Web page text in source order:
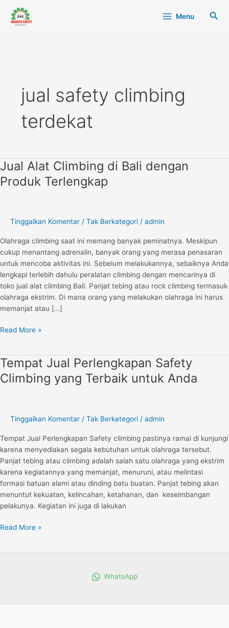
konten
Menu Cari
jual safety climbing
terdekat
Jual Alat Climbing di Bali dengan
Produk Terlengkap
Tinggalkan Komentar / Tak Berkategori / admin
Olahraga climbing saat ini memang banyak peminatnya. Meskipun
cukup menantang adrenalin, banyak orang yang merasa penasaran
untuk mencoba aktivitas ini. Sebelum melakukannya, sebaiknya Anda
lengkapi terlebih dahulu peralatan climbing dengan mencarinya di
toko jual alat climbing Bali. Panjat tebing atau rock climbing termasuk
olahraga ekstrim. Di mana orang yang melakukan olahraga ini harus
memanjat atau […]
Jual
Alat
Climbing
dengan
Terlengkap
Read More »
Tempat Jual Perlengkapan Safety
Climbing yang Terbaik untuk Anda
Tinggalkan Komentar / Tak Berkategori / admin
Tempat Jual Perlengkapan Safety climbing pastinya ramai di kunjungi
karena menyediakan segala kebutuhan untuk olahraga tersebut.
Panjat tebing atau climbing adalah salah satu olahraga yang ekstrim
karena kegiatannya yang memanjat, menuruni, atau melintasi
formasi batuan alami atau dinding batu buatan. Panjat tebing akan
menuntut kekuatan, kelincahan, ketahanan, dan keseimbangan
pelakunya. Kegiatan ini juga di lakukan
Tempat
Jual
Perlengkapan
yang
untuk
Anda
Read More »
WhatsApp